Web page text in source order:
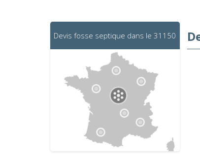
Devis fosse septique dans le 31150